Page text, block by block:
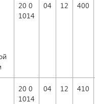
20 0
1014
04 12 400
20 0
1014
04 12 410